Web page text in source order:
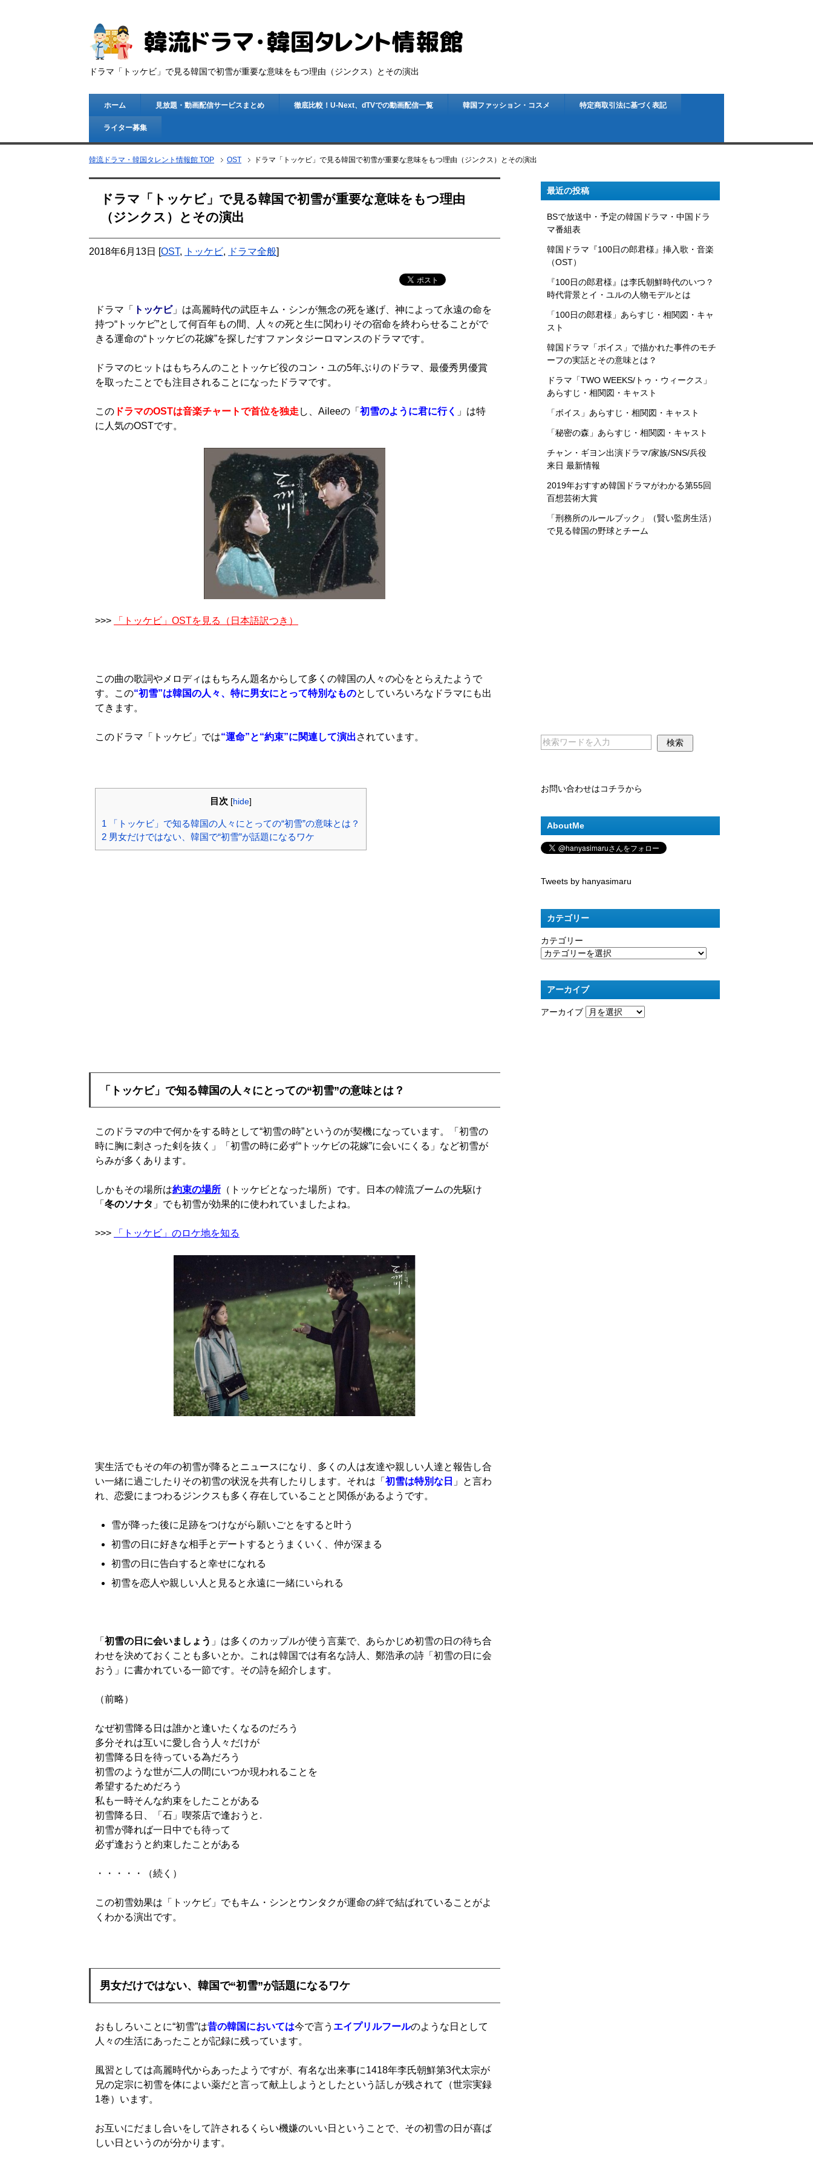
ドラマ「トッケビ」で見る韓国で初雪が重要な意味をもつ理由（ジンクス）とその演出
ホーム 見放題・動画配信サービスまとめ 徹底比較！U-Next、dTVでの動画配信一覧 韓国ファッション・コスメ 特定商取引法に基づく表記
ライター募集
韓流ドラマ・韓国タレント情報館 TOP OST ドラマ「トッケビ」で見る韓国で初雪が重要な意味をもつ理由（ジンクス）とその演出
ドラマ「トッケビ」で見る韓国で初雪が重要な意味をもつ理由
（ジンクス）とその演出
2018年6月13日 [OST, トッケビ, ドラマ全般]
ドラマ「 トッケビ」は高麗時代の武臣キム・シンが無念の死を遂げ、神によって永遠の命を
持つ“トッケビ”として何百年もの間、人々の死と生に関わりその宿命を終わらせることがで
きる運命の“トッケビの花嫁”を探しだすファンタジーロマンスのドラマです。
ドラマのヒットはもちろんのことトッケビ役のコン・ユの5年ぶりのドラマ、最優秀男優賞
を取ったことでも注目されることになったドラマです。
この ドラマのOSTは音楽チャートで首位を独走 し、Aileeの「 初雪のように君に行く 」は特
に人気のOSTです。
>>> 「トッケビ」OSTを見る（日本語訳つき）
この曲の歌詞やメロディはもちろん題名からして多くの韓国の人々の心をとらえたようで
す。この“初雪”は韓国の人々、特に男女にとって特別なものとしていろいろなドラマにも出
てきます。
このドラマ「トッケビ」では“運命”と“約束”に関連して演出されています。
目次 [hide]
1 「トッケビ」で知る韓国の人々にとっての“初雪”の意味とは？
2 男女だけではない、韓国で“初雪”が話題になるワケ
「トッケビ」で知る韓国の人々にとっての“初雪”の意味とは？
このドラマの中で何かをする時として“初雪の時”というのが契機になっています。「初雪の
時に胸に刺さった剣を抜く」「初雪の時に必ず“トッケビの花嫁”に会いにくる」など初雪が
らみが多くあります。
しかもその場所は約束の場所 （トッケビとなった場所）です。日本の韓流ブームの先駆け
「 冬のソナタ 」でも初雪が効果的に使われていましたよね。
>>> 「トッケビ」のロケ地を知る
実生活でもその年の初雪が降るとニュースになり、多くの人は友達や親しい人達と報告し合
い一緒に過ごしたりその初雪の状況を共有したりします。それは「 初雪は特別な日 」と言わ
れ、恋愛にまつわるジンクスも多く存在していることと関係があるようです。
雪が降った後に足跡をつけながら願いごとをすると叶う
初雪の日に好きな相手とデートするとうまくいく、仲が深まる
初雪の日に告白すると幸せになれる
初雪を恋人や親しい人と見ると永遠に一緒にいられる
「 初雪の日に会いましょう 」は多くのカップルが使う言葉で、あらかじめ初雪の日の待ち合
わせを決めておくことも多いとか。これは韓国では有名な詩人、鄭浩承の詩「初雪の日に会
おう」に書かれている一節です。その詩を紹介します。
（前略）
なぜ初雪降る日は誰かと逢いたくなるのだろう
多分それは互いに愛し合う人々だけが
初雪降る日を待っている為だろう
初雪のような世が二人の間にいつか現われることを
希望するためだろう
私も一時そんな約束をしたことがある
初雪降る日、「石」喫茶店で逢おうと.
初雪が降れば一日中でも待って
必ず逢おうと約束したことがある
・・・・・（続く）
この初雪効果は「トッケビ」でもキム・シンとウンタクが運命の絆で結ばれていることがよ
くわかる演出です。
男女だけではない、韓国で“初雪”が話題になるワケ
おもしろいことに“初雪”は昔の韓国においては今で言う エイプリルフールのような日として
人々の生活にあったことが記録に残っています。
風習としては高麗時代からあったようですが、有名な出来事に1418年李氏朝鮮第3代太宗が
兄の定宗に初雪を体によい薬だと言って献上しようとしたという話しが残されて（世宗実録
1巻）います。
お互いにだまし合いをして許されるくらい機嫌のいい日ということで、その初雪の日が喜ば
しい日というのが分かります。
最近の投稿
BSで放送中・予定の韓国ドラマ・中国ドラ
マ番組表
韓国ドラマ『100日の郎君様』挿入歌・音楽
（OST）
『100日の郎君様』は李氏朝鮮時代のいつ？
時代背景とイ・ユルの人物モデルとは
「100日の郎君様」あらすじ・相関図・キャ
スト
韓国ドラマ「ボイス」で描かれた事件のモチ
ーフの実話とその意味とは？
ドラマ「TWO WEEKS/トゥ・ウィークス」
あらすじ・相関図・キャスト
「ボイス」あらすじ・相関図・キャスト
「秘密の森」あらすじ・相関図・キャスト
チャン・ギヨン出演ドラマ/家族/SNS/兵役
来日 最新情報
2019年おすすめ韓国ドラマがわかる第55回
百想芸術大賞
「刑務所のルールブック」（賢い監房生活）
で見る韓国の野球とチーム
お問い合わせはコチラから
AboutMe
Tweets by hanyasimaru
カテゴリー
カテゴリー
アーカイブ
アーカイブ